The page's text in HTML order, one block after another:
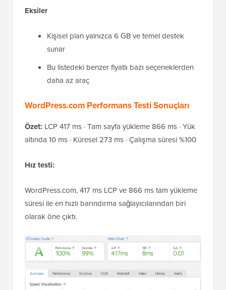
Eksiler
Kişisel plan yalnızca 6 GB ve temel destek
sunar
Bu listedeki benzer fiyatlı bazı seçeneklerden
daha az araç
WordPress.com Performans Testi Sonuçları
Özet: LCP 417 ms · Tam sayfa yükleme 866 ms · Yük
altında 10 ms · Küresel 273 ms · Çalışma süresi %100
Hız testi:
WordPress.com, 417 ms LCP ve 866 ms tam yükleme
süresi ile en hızlı barındırma sağlayıcılarından biri
olarak öne çıktı.